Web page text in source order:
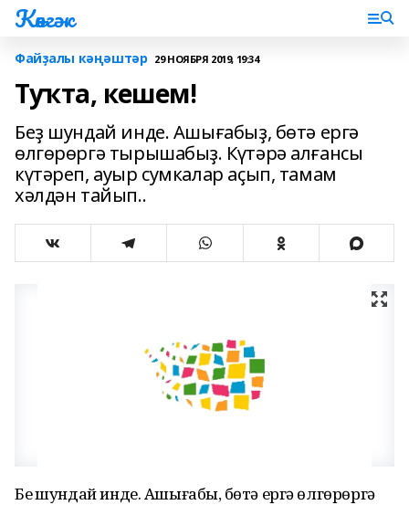
Көнгәк
Файҙалы кәңәштәр 29 НОЯБРЯ 2019, 19:34
Туҡта, кешем!
Беҙ шундай инде. Ашығабыҙ, бөтә ергә
өлгөрөргә тырышабыҙ. Күтәрә алғансы
күтәреп, ауыр сумкалар аҫып, тамам
хәлдән тайып..
Беҙ шундай инде. Ашығабыҙ, бөтә ергә өлгөрөргә